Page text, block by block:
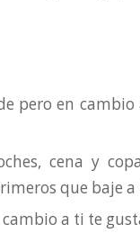
pero en
cena y
que baje a
a ti te